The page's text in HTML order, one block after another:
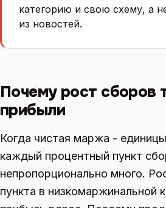
категорию и свою схему, а
из новостей.
Почему рост сборов
прибыли
Когда чистая маржа -
каждый процентный пункт
непропорционально много.
пункта в низкомаржинальной